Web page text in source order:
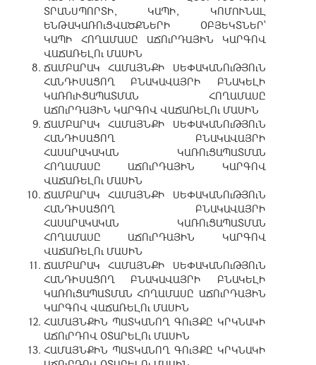
ՏՐԱՆՍՊՈՐՏԻ, ԿԱՊԻ, ԿՈՄՈՒՆԱԼ
ԵՆԹԱԿԱՌՈւՑՎԱԾՔՆԵՐԻ ՕԲՅԵԿՏՆԵՐ՝
ԿԱՊԻ ՀՈՂԱՄԱՍԸ ԱՃՈւՐԴԱՅԻՆ ԿԱՐԳՈՎ
ՎԱՃԱՌԵԼՈւ ՄԱՍԻՆ
ՃԱՄԲԱՐԱԿ ՀԱՄԱՅՆՔԻ ՍԵՓԱԿԱՆՈւԹՅՈւՆ
ՀԱՆԴԻՍԱՑՈՂ ԲՆԱԿԱՎԱՅՐԻ ԲՆԱԿԵԼԻ
ԿԱՌՈւՒՑԱՊԱՏՄԱՆ ՀՈՂԱՄԱՍԸ
ԱՃՈւՐԴԱՅԻՆ ԿԱՐԳՈՎ ՎԱՃԱՌԵԼՈւ ՄԱՍԻՆ
ՃԱՄԲԱՐԱԿ ՀԱՄԱՅՆՔԻ ՍԵՓԱԿԱՆՈւԹՅՈւՆ
ՀԱՆԴԻՍԱՑՈՂ ԲՆԱԿԱՎԱՅՐԻ
ՀԱՍԱՐԱԿԱԿԱՆ ԿԱՌՈւՑԱՊԱՏՄԱՆ
ՀՈՂԱՄԱՍԸ ԱՃՈւՐԴԱՅԻՆ ԿԱՐԳՈՎ
ՎԱՃԱՌԵԼՈւ ՄԱՍԻՆ
ՃԱՄԲԱՐԱԿ ՀԱՄԱՅՆՔԻ ՍԵՓԱԿԱՆՈւԹՅՈւՆ
ՀԱՆԴԻՍԱՑՈՂ ԲՆԱԿԱՎԱՅՐԻ
ՀԱՍԱՐԱԿԱԿԱՆ ԿԱՌՈւՑԱՊԱՏՄԱՆ
ՀՈՂԱՄԱՍԸ ԱՃՈւՐԴԱՅԻՆ ԿԱՐԳՈՎ
ՎԱՃԱՌԵԼՈւ ՄԱՍԻՆ
ՃԱՄԲԱՐԱԿ ՀԱՄԱՅՆՔԻ ՍԵՓԱԿԱՆՈւԹՅՈւՆ
ՀԱՆԴԻՍԱՑՈՂ ԲՆԱԿԱՎԱՅՐԻ ԲՆԱԿԵԼԻ
ԿԱՌՈւՑԱՊԱՏՄԱՆ ՀՈՂԱՄԱՍԸ ԱՃՈւՐԴԱՅԻՆ
ԿԱՐԳՈՎ ՎԱՃԱՌԵԼՈւ ՄԱՍԻՆ
ՀԱՄԱՅՆՔԻՆ ՊԱՏԿԱՆՈՂ ԳՈւՅՔԸ ԿՐԿՆԱԿԻ
ԱՃՈւՐԴՈՎ ՕՏԱՐԵԼՈւ ՄԱՍԻՆ
ՀԱՄԱՅՆՔԻՆ ՊԱՏԿԱՆՈՂ ԳՈւՅՔԸ ԿՐԿՆԱԿԻ